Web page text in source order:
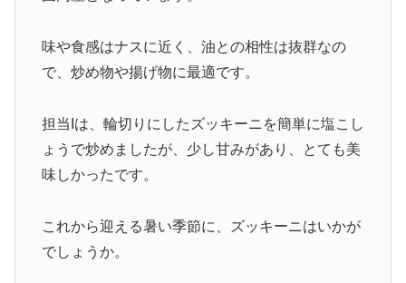
味や食感はナスに近く、油との相性は抜群なの
で、炒め物や揚げ物に最適です。
担当Iは、輪切りにしたズッキーニを簡単に塩こし
ょうで炒めましたが、少し甘みがあり、とても美
味しかったです。
これから迎える暑い季節に、ズッキーニはいかが
でしょうか。